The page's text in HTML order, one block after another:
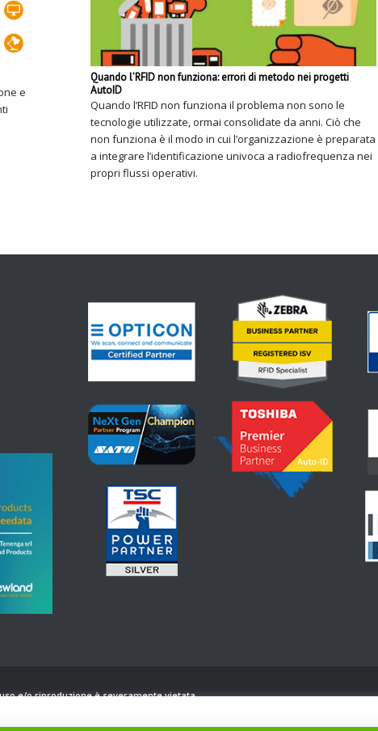
e
Quando l’RFID non funziona: errori di metodo nei progetti
AutoID
Quando l’RFID non funziona il problema non sono le
tecnologie utilizzate, ormai consolidate da anni. Ciò che
non funziona è il modo in cui l’organizzazione è preparata
a integrare l’identificazione univoca a radiofrequenza nei
propri flussi operativi.
e/o riproduzione è severamente vietata